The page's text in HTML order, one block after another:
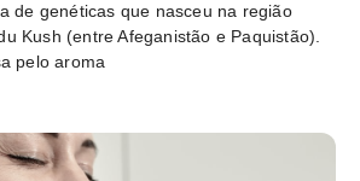
de genéticas que nasceu na região
Kush (entre Afeganistão e Paquistão).
pelo aroma